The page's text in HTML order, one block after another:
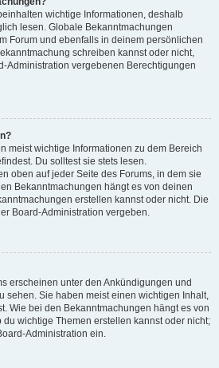
wichtige Informationen, deshalb
lesen. Globale Bekanntmachungen
Forum und ebenfalls in deinem persönlichen
schreiben kannst oder nicht,
Administration vergebenen Berechtigungen
meist wichtige Informationen zu dem Bereich
Du solltest sie stets lesen.
oben auf jeder Seite des Forums, in dem sie
Bekanntmachungen hängt es von deinen
erstellen kannst oder nicht. Die
Board-Administration vergeben.
erscheinen unter den Ankündigungen und
sehen. Sie haben meist einen wichtigen Inhalt,
Wie bei den Bekanntmachungen hängt es von
wichtige Themen erstellen kannst oder nicht;
Administration ein.